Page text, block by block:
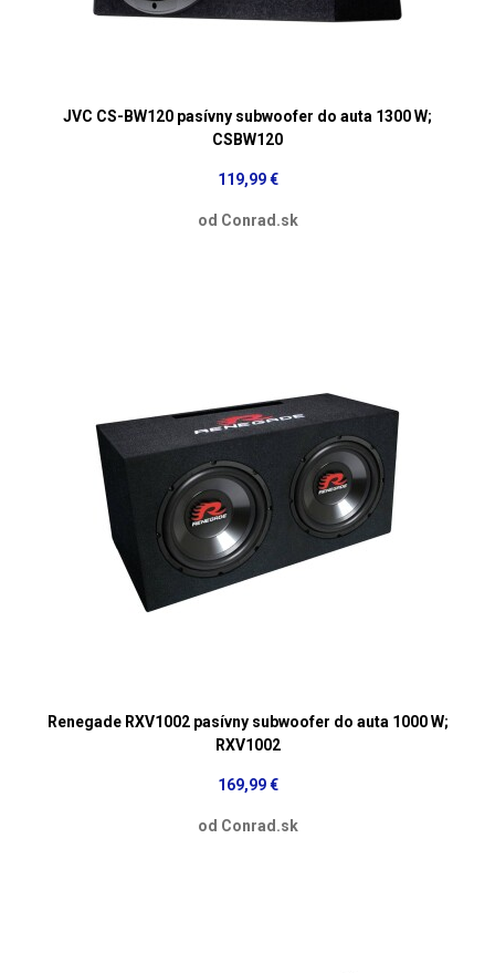
JVC CS-BW120 pasívny subwoofer do auta 1300 W;
CSBW120
119,99 €
od Conrad.sk
Renegade RXV1002 pasívny subwoofer do auta 1000 W;
RXV1002
169,99 €
od Conrad.sk